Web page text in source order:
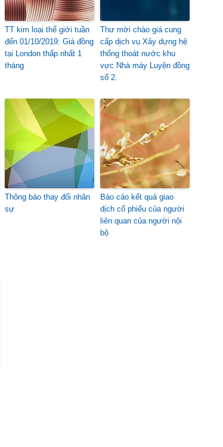
TT kim loại thế giới tuần
đến 01/10/2019: Giá đồng
tại London thấp nhất 1
tháng
Thư mời chào giá cung
cấp dịch vụ Xây dựng hệ
thống thoát nước khu
vực Nhà máy Luyện đồng
số 2.
Thông báo thay đổi nhân
sự
Báo cáo kết quả giao
dịch cổ phiếu của người
liên quan của người nội
bộ